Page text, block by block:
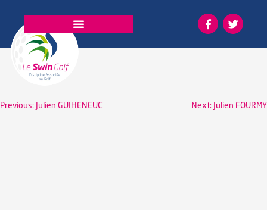
Previous: Julien GUIHENEUC Next: Julien FOURMY